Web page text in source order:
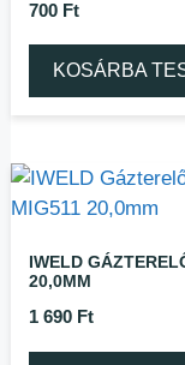
700 Ft
KOSÁRBA
IWELD
20,0MM
1 690 Ft